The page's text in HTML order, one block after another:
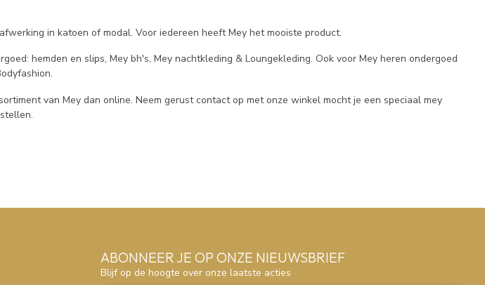
in katoen of modal. Voor iedereen heeft Mey het mooiste product.
hemden en slips, Mey bh's, Mey nachtkleding & Loungekleding. Ook voor Mey heren ondergoed
van Mey dan online. Neem gerust contact op met onze winkel mocht je een speciaal mey
ABONNEER JE OP ONZE NIEUWSBRIEF
Blijf op de hoogte over onze laatste acties